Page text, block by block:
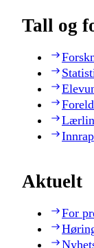
Tall og
Aktuelt
For